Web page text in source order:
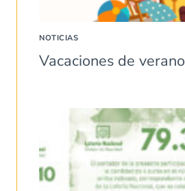
NOTICIAS
Vacaciones de verano